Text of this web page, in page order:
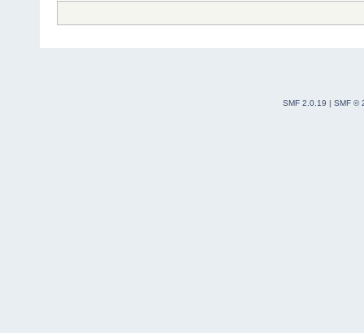
SMF 2.0.19 | SMF ©